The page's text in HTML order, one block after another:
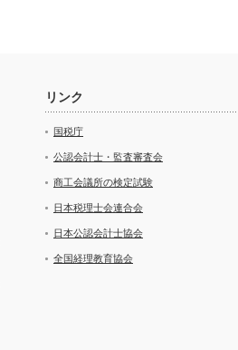
リンク
国税庁
公認会計士・監査審査会
商工会議所の検定試験
日本税理士会連合会
日本公認会計士協会
全国経理教育協会